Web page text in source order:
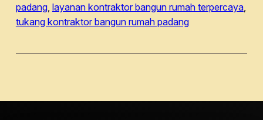
padang, layanan kontraktor bangun rumah terpercaya
tukang kontraktor bangun rumah padang